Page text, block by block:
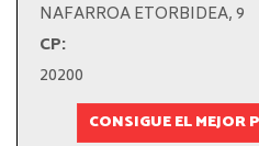
NAFARROA ETORBIDEA, 9
CP:
20200
CONSIGUE EL MEJOR